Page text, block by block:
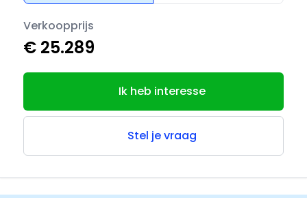
Verkoopprijs
€ 25.289
Ik heb interesse
Stel je vraag